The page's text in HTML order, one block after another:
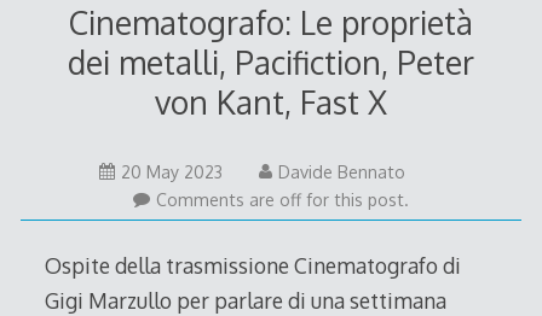
Cinematografo: Le proprietà
dei metalli, Pacifiction, Peter
von Kant, Fast X
20 May 2023
May
2023
Davide Bennato
Comments are off for this post.
Ospite della trasmissione Cinematografo di
Gigi Marzullo per parlare di una settimana